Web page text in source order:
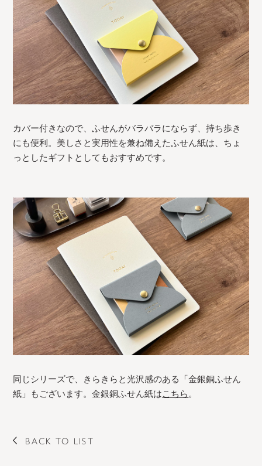
カバー付きなので、ふせんがバラバラにならず、持ち歩き
にも便利。美しさと実用性を兼ね備えたふせん紙は、ちょ
っとしたギフトとしてもおすすめです。
同じシリーズで、きらきらと光沢感のある「金銀銅ふせん
紙」もございます。金銀銅ふせん紙はこちら 。
BACK TO LIST